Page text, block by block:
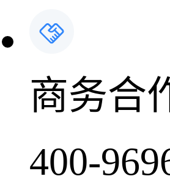
商务合
400-